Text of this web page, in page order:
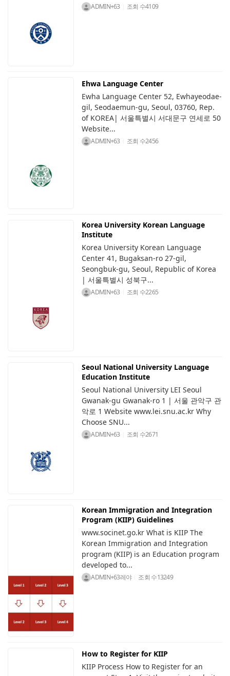
ADMIN+63 조회 수4109
Ehwa Language Center
Ewha Language Center 52, Ewhayeodae-
gil, Seodaemun-gu, Seoul, 03760, Rep.
of KOREA| 서울특별시 서대문구 연세로 50
Website...
ADMIN+63 조회 수2456
Korea University Korean Language
Institute
Korea University Korean Language
Center 41, Bugaksan-ro 27-gil,
Seongbuk-gu, Seoul, Republic of Korea
| 서울특별시 성북구...
ADMIN+63 조회 수2265
Seoul National University Language
Education Institute
Seoul National University LEI Seoul
Gwanak-gu Gwanak-ro 1 | 서울 관악구 관
악로 1 Website www.lei.snu.ac.kr Why
Choose SNU...
ADMIN+63 조회 수2671
Korean Immigration and Integration
Program (KIIP) Guidelines
www.socinet.go.kr What is KIIP The
Korean Immigration and Integration
program (KIIP) is an Education program
developed to...
ADMIN+63레야 조회 수13249
How to Register for KIIP
KIIP Process How to Register for an